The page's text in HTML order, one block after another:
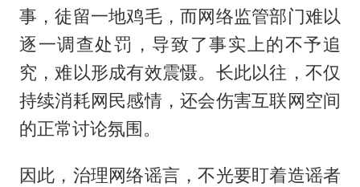
事，徒留一地鸡毛，而网络监管部门难以
逐一调查处罚，导致了事实上的不予追
究，难以形成有效震慑。长此以往，不仅
持续消耗网民感情，还会伤害互联网空间
的正常讨论氛围。
因此，治理网络谣言，不光要盯着造谣者